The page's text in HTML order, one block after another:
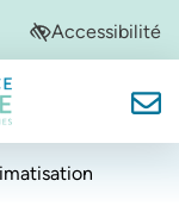
onglet)Accessibilité
Garonne